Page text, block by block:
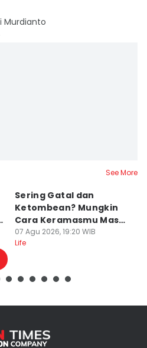
Murdianto
See More
Sering Gatal dan
Ketombean? Mungkin
Cara Keramasmu Masih
Keliru
07 Agu 2026, 19:20 WIB
Life